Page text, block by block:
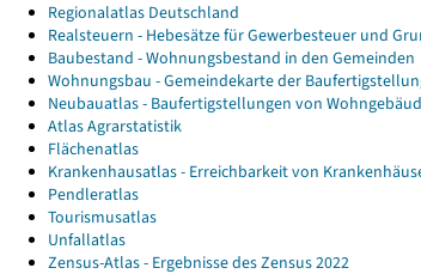
Regionalatlas Deutschland
Realsteuern - Hebesätze für Gewerbesteuer und
Baubestand - Wohnungsbestand in den Gemeinden
Wohnungsbau - Gemeindekarte der
Neubauatlas - Baufertigstellungen von
Atlas Agrarstatistik
Flächenatlas
Krankenhausatlas - Erreichbarkeit von
Pendleratlas
Tourismusatlas
Unfallatlas
Zensus-Atlas - Ergebnisse des Zensus 2022